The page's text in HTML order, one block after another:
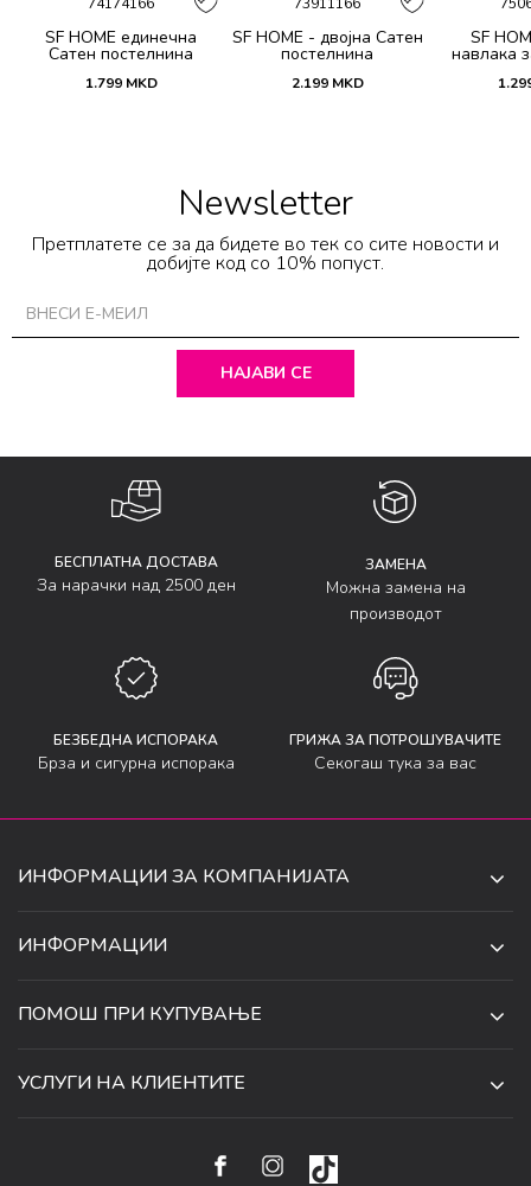
SF HOME единечна
Сатен постелнина
1.799 MKD
SF HOME - двојна Сатен
постелнина
2.199 MKD
SF
навлака
Newsletter
Претплатете се за да бидете во тек со сите новости и
добијте код со 10% попуст.
НАЈАВИ СЕ
БЕСПЛАТНА ДОСТАВА
За нарачки над 2500 ден
ЗАМЕНА
Можна замена на
производот
БЕЗБЕДНА ИСПОРАКА
Брза и сигурна испорака
ГРИЖА ЗА ПОТРОШУВАЧИТЕ
Секогаш тука за вас
ИНФОРМАЦИИ ЗА КОМПАНИЈАТА
СКОПЈЕ, МАКЕДОНИЈА
070 231 608
ИНФОРМАЦИИ
СОРАБОТКИ
ПОМОШ ПРИ КУПУВАЊЕ
УСЛУГИ НА КЛИЕНТИТЕ
ПРАВО НА ПОВЛЕКУВАЊЕ И ЗАМЕНА НА ПРОИЗВОД